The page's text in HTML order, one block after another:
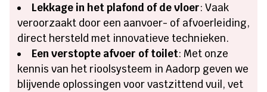
Lekkage in het plafond of de vloer: Vaak
veroorzaakt door een aanvoer- of afvoerleiding,
direct hersteld met innovatieve technieken.
Een verstopte afvoer of toilet: Met onze
kennis van het rioolsysteem in Aadorp geven we
blijvende oplossingen voor vastzittend vuil, vet